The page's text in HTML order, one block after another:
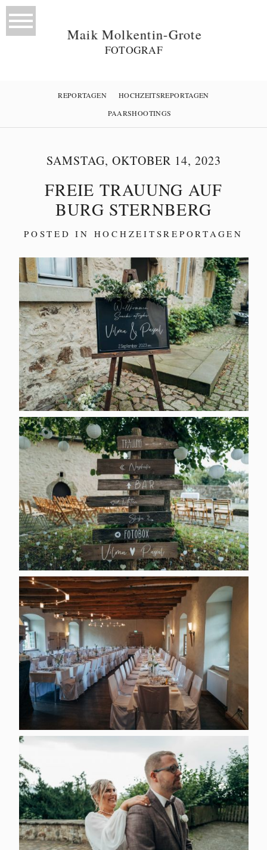
Maik Molkentin-Grote
FOTOGRAF
REPORTAGEN
HOCHZEITSREPORTAGEN
PAARSHOOTINGS
SAMSTAG, OKTOBER 14, 2023
FREIE TRAUUNG AUF
BURG STERNBERG
POSTED IN HOCHZEITSREPORTAGEN